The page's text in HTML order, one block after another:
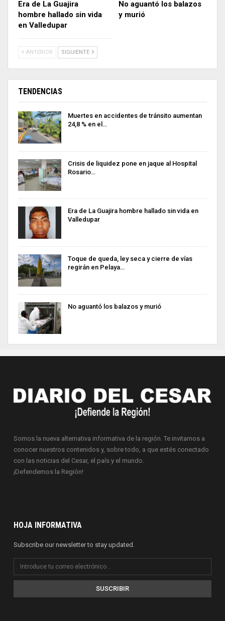
Era de La Guajira
hombre hallado sin vida
en Valledupar
No aguantó los balazos
y murió
ANTERIOR SIGUIENTE
TENDENCIAS
Muertes en accidentes de tránsito aumentan
24,8 % en el…
Crisis de liquidez pone en jaque al Hospital
Rosario…
Era de La Guajira hombre hallado sin vida en
Valledupar
Toque de queda, ley seca y cierre de vías
regirán en Pelaya…
No aguantó los balazos y murió
Somos la nueva alternativa informativa de la región. Te invitamos a
conocer nuestros contenidos y, sobre todo, a que estés conectado
con las noticias del Cesar, el país y el mundo.
¡Defendemos la Región!
HOJA INFORMATIVA
Subscribe our newsletter to stay updated.
SUSCRIBIR